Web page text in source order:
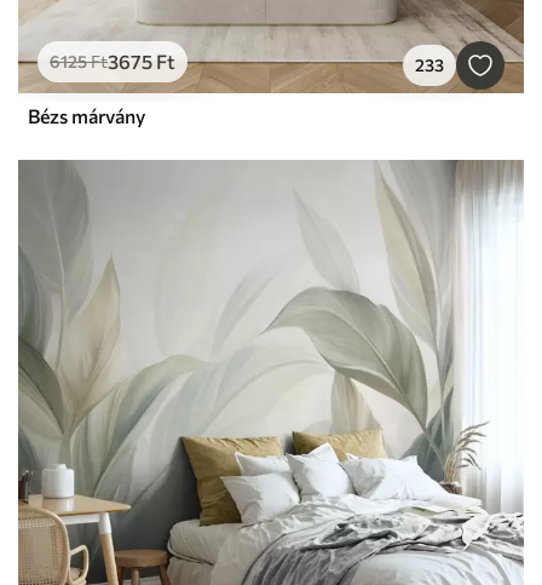
6125Ft3675 Ft 233
Bézs márvány